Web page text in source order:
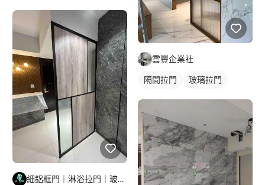
細鋁框門｜淋浴拉門｜玻璃明鏡｜鋁門窗工程
雲豐企業社
隔間拉門 玻璃拉門